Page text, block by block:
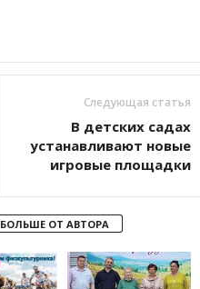
Следующая статья
В детских садах
устанавливают новые
игровые площадки
БОЛЬШЕ ОТ АВТОРА